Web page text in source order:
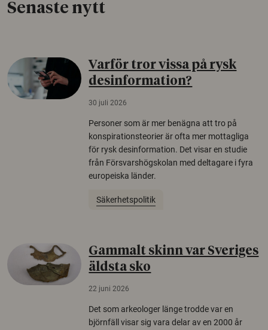
Senaste nytt
Varför tror vissa på rysk
desinformation?
30 juli 2026
Personer som är mer benägna att tro på
konspirationsteorier är ofta mer mottagliga
för rysk desinformation. Det visar en studie
från Försvarshögskolan med deltagare i fyra
europeiska länder.
Säkerhetspolitik
Gammalt skinn var Sveriges
äldsta sko
22 juni 2026
Det som arkeologer länge trodde var en
björnfäll visar sig vara delar av en 2000 år